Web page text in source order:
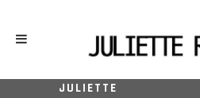
JULIETTE